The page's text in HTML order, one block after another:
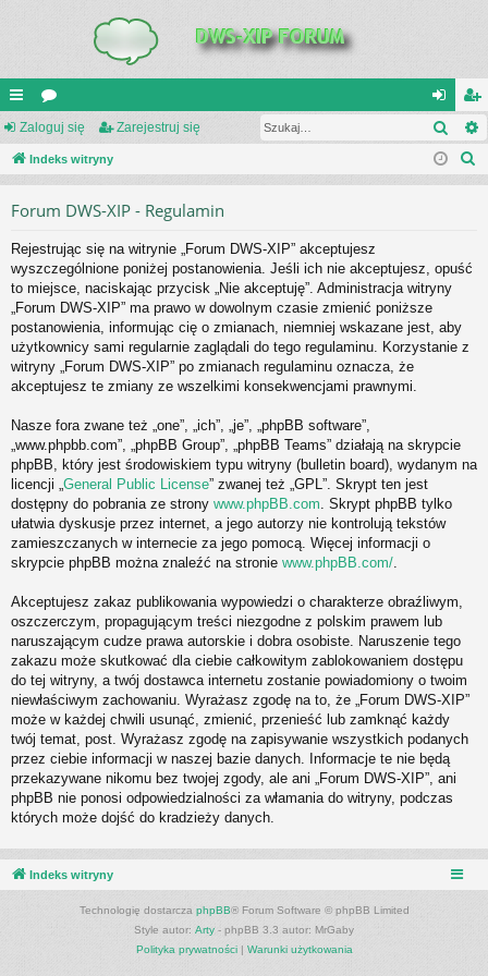
UI
C
IN
K
S
or
a
al
og
ar
ej
Zaloguj się Zarejestruj się
Indeks witryny
Forum DWS-XIP - Regulamin
Rejestrując się na witrynie „Forum DWS-XIP” akceptujesz
wyszczególnione poniżej postanowienia. Jeśli ich nie akceptujesz, opuść
to miejsce, naciskając przycisk „Nie akceptuję”. Administracja witryny
„Forum DWS-XIP” ma prawo w dowolnym czasie zmienić poniższe
postanowienia, informując cię o zmianach, niemniej wskazane jest, aby
użytkownicy sami regularnie zaglądali do tego regulaminu. Korzystanie z
witryny „Forum DWS-XIP” po zmianach regulaminu oznacza, że
akceptujesz te zmiany ze wszelkimi konsekwencjami prawnymi.
Nasze fora zwane też „one”, „ich”, „je”, „phpBB software”,
„www.phpbb.com”, „phpBB Group”, „phpBB Teams” działają na skrypcie
phpBB, który jest środowiskiem typu witryny (bulletin board), wydanym na
licencji „ General Public License” zwanej też „GPL”. Skrypt ten jest
dostępny do pobrania ze strony www.phpBB.com . Skrypt phpBB tylko
ułatwia dyskusje przez internet, a jego autorzy nie kontrolują tekstów
zamieszczanych w internecie za jego pomocą. Więcej informacji o
skrypcie phpBB można znaleźć na stronie www.phpBB.com/
Akceptujesz zakaz publikowania wypowiedzi o charakterze obraźliwym,
oszczerczym, propagującym treści niezgodne z polskim prawem lub
naruszającym cudze prawa autorskie i dobra osobiste. Naruszenie tego
zakazu może skutkować dla ciebie całkowitym zablokowaniem dostępu
do tej witryny, a twój dostawca internetu zostanie powiadomiony o twoim
niewłaściwym zachowaniu. Wyrażasz zgodę na to, że „Forum DWS-XIP”
może w każdej chwili usunąć, zmienić, przenieść lub zamknąć każdy
twój temat, post. Wyrażasz zgodę na zapisywanie wszystkich podanych
przez ciebie informacji w naszej bazie danych. Informacje te nie będą
przekazywane nikomu bez twojej zgody, ale ani „Forum DWS-XIP”, ani
phpBB nie ponosi odpowiedzialności za włamania do witryny, podczas
których może dojść do kradzieży danych.
Indeks witryny
Technologię dostarcza phpBB® Forum Software © phpBB Limited
Style autor: Arty - phpBB 3.3 autor: MrGaby
Polityka prywatności| Warunki użytkowania